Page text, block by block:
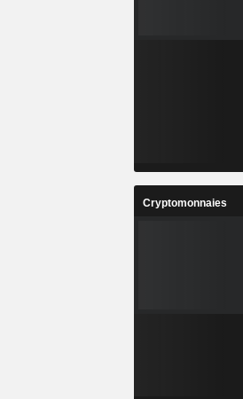
Cryptomonnaies